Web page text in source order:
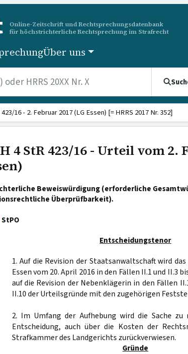
Online-Zeitschrift und Rechtsprechungsdatenbank
für höchstrichterliche Rechtsprechung im Strafrecht
Über uns
16 - 2. Februar 2017 (LG Essen) [= HRRS 2017 Nr. 352]
4 StR 423/16 - Urteil vom 2.
Beweiswürdigung (erforderliche
Überprüfbarkeit).
StPO
Entscheidungstenor
1. Auf die Revision der Staatsanwaltschaft wird
Essen vom 20. April 2016 in den Fällen II.1 und II.3
auf die Revision der Nebenklägerin in den Fällen
II.10 der Urteilsgründe mit den zugehörigen
2. Im Umfang der Aufhebung wird die Sache zu
Entscheidung, auch über die Kosten der
Strafkammer des Landgerichts zurückverwiesen.
Gründe